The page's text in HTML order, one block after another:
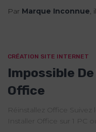
Par Marque Inconnue,
CRÉATION SITE INTERNET
Impossible
Office
Réinstallez Office Suivez
Installer Office sur 1 PC